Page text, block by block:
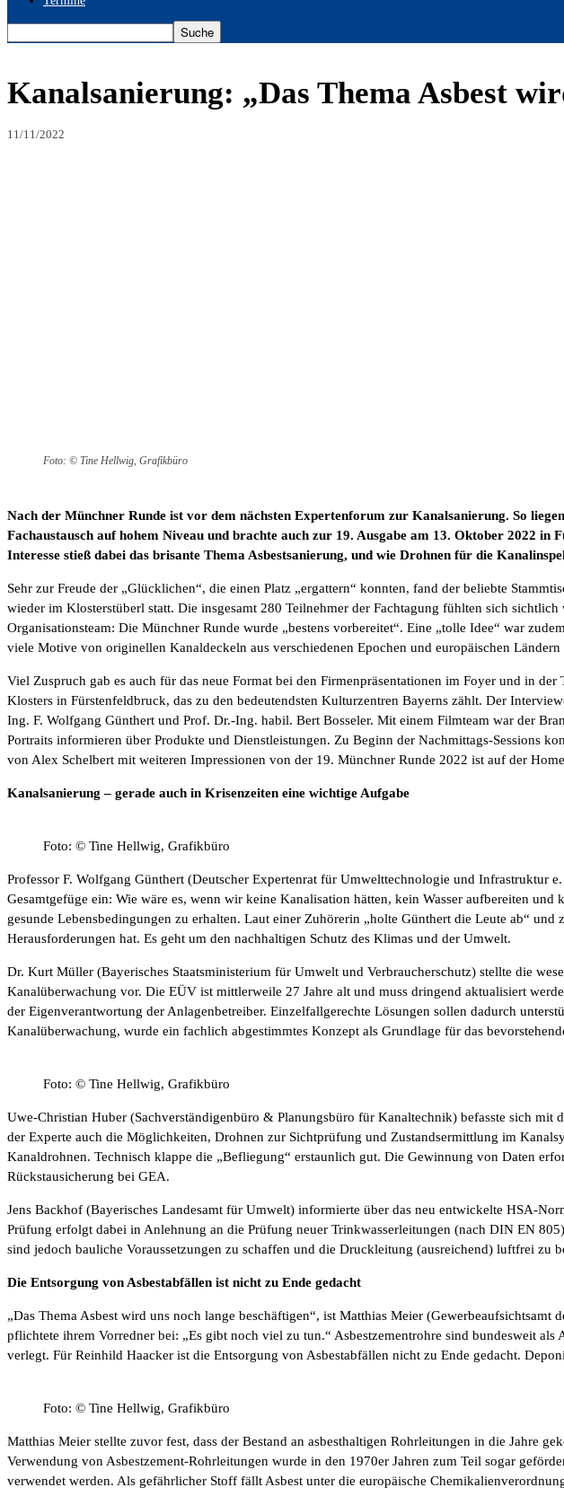
Kanalsanierung: „Das Thema Asbest
11/11/2022
Foto: © Tine Hellwig, Grafikbüro
Nach der Münchner Runde ist vor dem nächsten Expertenforum zur Kanalsanierung. So
Fachaustausch auf hohem Niveau und brachte auch zur 19. Ausgabe am 13. Oktober 2022
Interesse stieß dabei das brisante Thema Asbestsanierung, und wie Drohnen für die
Sehr zur Freude der „Glücklichen“, die einen Platz „ergattern“ konnten, fand der beliebte
wieder im Klosterstüberl statt. Die insgesamt 280 Teilnehmer der Fachtagung fühlten sich
Organisationsteam: Die Münchner Runde wurde „bestens vorbereitet“. Eine „tolle Idee“ war
viele Motive von originellen Kanaldeckeln aus verschiedenen Epochen und europäischen Ländern
Viel Zuspruch gab es auch für das neue Format bei den Firmenpräsentationen im Foyer und in
Klosters in Fürstenfeldbruck, das zu den bedeutendsten Kulturzentren Bayerns zählt. Der
Ing. F. Wolfgang Günthert und Prof. Dr.-Ing. habil. Bert Bosseler. Mit einem Filmteam war der
Portraits informieren über Produkte und Dienstleistungen. Zu Beginn der Nachmittags-Sessions
von Alex Schelbert mit weiteren Impressionen von der 19. Münchner Runde 2022 ist auf der
Kanalsanierung – gerade auch in Krisenzeiten eine wichtige Aufgabe
Foto: © Tine Hellwig, Grafikbüro
Professor F. Wolfgang Günthert (Deutscher Expertenrat für Umwelttechnologie und
Gesamtgefüge ein: Wie wäre es, wenn wir keine Kanalisation hätten, kein Wasser aufbereiten
gesunde Lebensbedingungen zu erhalten. Laut einer Zuhörerin „holte Günthert die Leute ab“
Herausforderungen hat. Es geht um den nachhaltigen Schutz des Klimas und der Umwelt.
Dr. Kurt Müller (Bayerisches Staatsministerium für Umwelt und Verbraucherschutz) stellte die
Kanalüberwachung vor. Die EÜV ist mittlerweile 27 Jahre alt und muss dringend aktualisiert
der Eigenverantwortung der Anlagenbetreiber. Einzelfallgerechte Lösungen sollen dadurch
Kanalüberwachung, wurde ein fachlich abgestimmtes Konzept als Grundlage für das
Foto: © Tine Hellwig, Grafikbüro
Uwe-Christian Huber (Sachverständigenbüro & Planungsbüro für Kanaltechnik) befasste sich
der Experte auch die Möglichkeiten, Drohnen zur Sichtprüfung und Zustandsermittlung im
Kanaldrohnen. Technisch klappe die „Befliegung“ erstaunlich gut. Die Gewinnung von Daten
Rückstausicherung bei GEA.
Jens Backhof (Bayerisches Landesamt für Umwelt) informierte über das neu entwickelte HSA-
Prüfung erfolgt dabei in Anlehnung an die Prüfung neuer Trinkwasserleitungen (nach DIN EN
sind jedoch bauliche Voraussetzungen zu schaffen und die Druckleitung (ausreichend) luftfrei zu
Die Entsorgung von Asbestabfällen ist nicht zu Ende gedacht
„Das Thema Asbest wird uns noch lange beschäftigen“, ist Matthias Meier
pflichtete ihrem Vorredner bei: „Es gibt noch viel zu tun.“ Asbestzementrohre sind bundesweit
verlegt. Für Reinhild Haacker ist die Entsorgung von Asbestabfällen nicht zu Ende gedacht.
Foto: © Tine Hellwig, Grafikbüro
Matthias Meier stellte zuvor fest, dass der Bestand an asbesthaltigen Rohrleitungen in die Jahre
Verwendung von Asbestzement-Rohrleitungen wurde in den 1970er Jahren zum Teil sogar
verwendet werden. Als gefährlicher Stoff fällt Asbest unter die europäische